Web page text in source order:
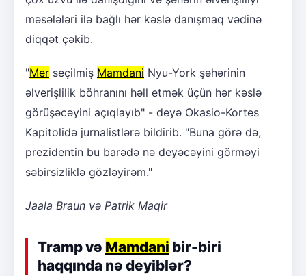
məsələləri ilə bağlı hər kəslə danışmaq vədinə
diqqət çəkib.
"Mer seçilmiş Mamdani Nyu-York şəhərinin
əlverişlilik böhranını həll etmək üçün hər kəslə
görüşəcəyini açıqlayıb" - deyə Okasio-Kortes
Kapitolidə jurnalistlərə bildirib. "Buna görə də,
prezidentin bu barədə nə deyəcəyini görməyi
səbirsizliklə gözləyirəm."
Jaala Braun və Patrik Maqir
Tramp və Mamdani bir-biri
haqqında nə deyiblər?